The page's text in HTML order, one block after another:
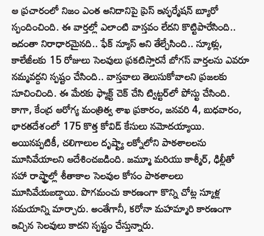
ఆ ప్రచారంలో నిజం ఎంత అనిదానిపై ప్రెస్ ఇన్ఫర్మేషన్ బ్యూరో
స్పందించింది. ఈ వార్తల్లో ఎలాంటి వాస్తవం లేదని కొట్టిపారేసింది..
ఇదంతా నిరాధారమైనది.. ఫేక్ న్యూస్ అని తేల్చేసింది.. స్కూళ్లు,
కాలేజీలకు 15 రోజులు సెలవులు ప్రకటిస్తారనే బోగస్ వార్తలను ఎవరూ
నమ్మవద్దని స్పష్టం చేసింది.. వాస్తవాలు తెలుసుకోవాలని ప్రజలకు
సూచించింది. ఈ మేరకు ఫ్యాక్ట్ చెక్ చేసి ట్విట్టర్‌లో పోస్టు చేసింది.
కాగా, కేంద్ర ఆరోగ్య మంత్రిత్వ శాఖ ప్రకారం, జనవరి 4, బుధవారం,
భారతదేశంలో 175 కొత్త కోవిడ్ కేసులు నమోదయ్యాయి.
అయినప్పటికీ, చలిగాలుల దృష్ట్యా లక్నోలోని పాఠశాలలను
మూసివేయాలని ఆదేశించబడింది. జమ్మూ మరియు కాశ్మీర్, ఢిల్లీతో
సహా రాష్ట్రాల్లో శీతాకాల సెలవుల కోసం పాఠశాలలు
మూసివేయబడ్డాయి. పొగమంచు కారణంగా కొన్ని చోట్ల స్కూళ్ల
సమయాన్ని మార్చారు. అంతేగానీ, కరోనా మహమ్మారి కారణంగా
ఇచ్చిన సెలవులు కాదని స్పష్టం చేస్తున్నారు.